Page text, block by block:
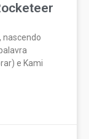
nascendo
e Kami